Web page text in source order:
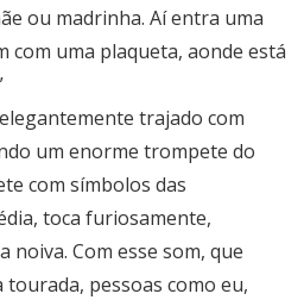
ou madrinha. Aí entra uma
com uma plaqueta, aonde está
trajado com
um enorme trompete do
com símbolos das
toca furiosamente,
noiva. Com esse som, que
pessoas como eu,